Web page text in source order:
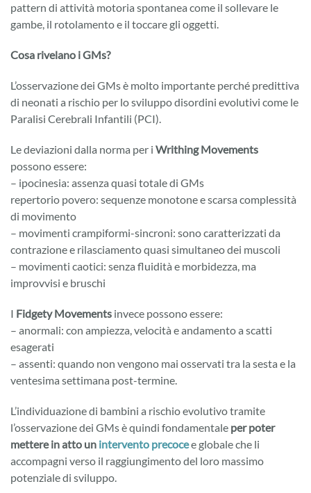
pattern di attività motoria spontanea come il sollevare le
gambe, il rotolamento e il toccare gli oggetti.
Cosa rivelano i GMs?
L’osservazione dei GMs è molto importante perché predittiva
di neonati a rischio per lo sviluppo disordini evolutivi come le
Paralisi Cerebrali Infantili (PCI).
Le deviazioni dalla norma per i Writhing Movements
possono essere:
– ipocinesia: assenza quasi totale di GMs
repertorio povero: sequenze monotone e scarsa complessità
di movimento
– movimenti crampiformi-sincroni: sono caratterizzati da
contrazione e rilasciamento quasi simultaneo dei muscoli
– movimenti caotici: senza fluidità e morbidezza, ma
improvvisi e bruschi
I Fidgety Movements invece possono essere:
– anormali: con ampiezza, velocità e andamento a scatti
esagerati
– assenti: quando non vengono mai osservati tra la sesta e la
ventesima settimana post-termine.
L’individuazione di bambini a rischio evolutivo tramite
l’osservazione dei GMs è quindi fondamentale per poter
mettere in atto un intervento precocee globale che li
accompagni verso il raggiungimento del loro massimo
potenziale di sviluppo.